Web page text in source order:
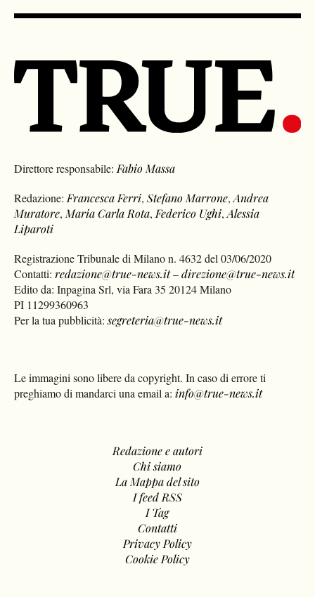
Direttore responsabile: Fabio Massa
Redazione: Francesca Ferri,Stefano Marrone,Andrea
Muratore, Maria Carla Rota, Federico Ughi,Alessia
Liparoti
Registrazione Tribunale di Milano n. 4632 del 03/06/2020
Contatti:redazione@true-news.it–direzione@true-news.it
Edito da: Inpagina Srl, via Fara 35 20124 Milano
PI 11299360963
Per la tua pubblicità:segreteria@true-news.it
Le immagini sono libere da copyright. In caso di errore ti
preghiamo di mandarci una email a: info@true-news.it
Redazione e autori
Chi siamo
La Mappa del sito
I feed RSS
I Tag
Contatti
Privacy Policy
Cookie Policy